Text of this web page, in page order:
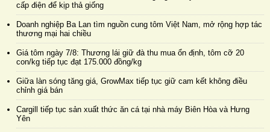
cấp điện để kịp thả giống
Doanh nghiệp Ba Lan tìm nguồn cung tôm Việt Nam, mở rộng hợp tác
thương mại hai chiều
Giá tôm ngày 7/8: Thương lái giữ đà thu mua ổn định, tôm cỡ 20
con/kg tiếp tục đạt 175.000 đồng/kg
Giữa làn sóng tăng giá, GrowMax tiếp tục giữ cam kết không điều
chỉnh giá bán
Cargill tiếp tục sản xuất thức ăn cá tại nhà máy Biên Hòa và Hưng
Yên